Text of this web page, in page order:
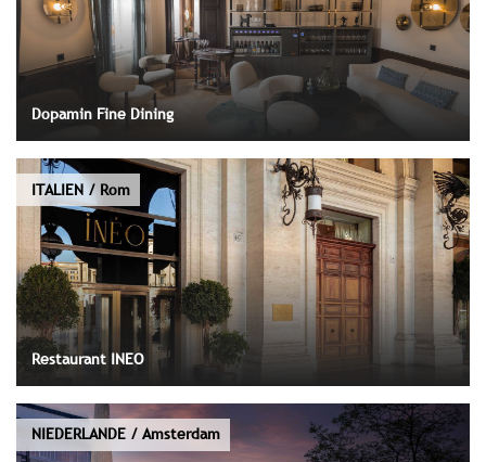
Dopamin Fine Dining
ITALIEN / Rom
Restaurant INEO
NIEDERLANDE / Amsterdam